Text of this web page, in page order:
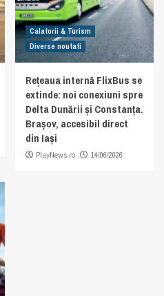
Calatorii & Turism
Diverse noutati
Rețeaua internă FlixBus se
extinde: noi conexiuni spre
Delta Dunării și Constanța.
Brașov, accesibil direct
din Iași
PlayNews.ro 14/06/2026